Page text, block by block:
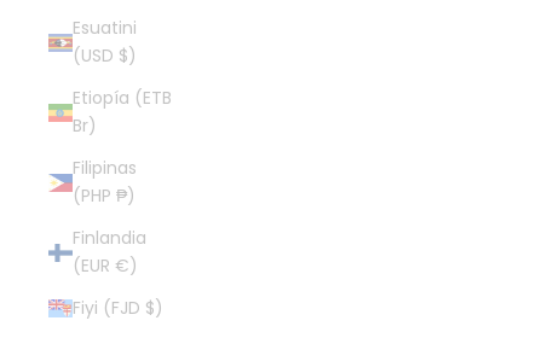
Esuatini
(USD $)
Etiopía (ETB
Br)
Filipinas
(PHP ₱)
Finlandia
(EUR €)
Fiyi (FJD $)